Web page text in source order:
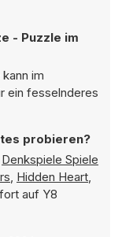
- Puzzle im
im
ein fesselnderes
probieren?
Denkspiele Spiele
, Hidden Heart,
auf Y8